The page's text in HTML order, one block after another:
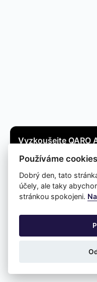
Vyzkoušejte QARO
Máte otázku?
Používáme
Dobrý den, tato
účely, ale taky
stránkou spokojeni.